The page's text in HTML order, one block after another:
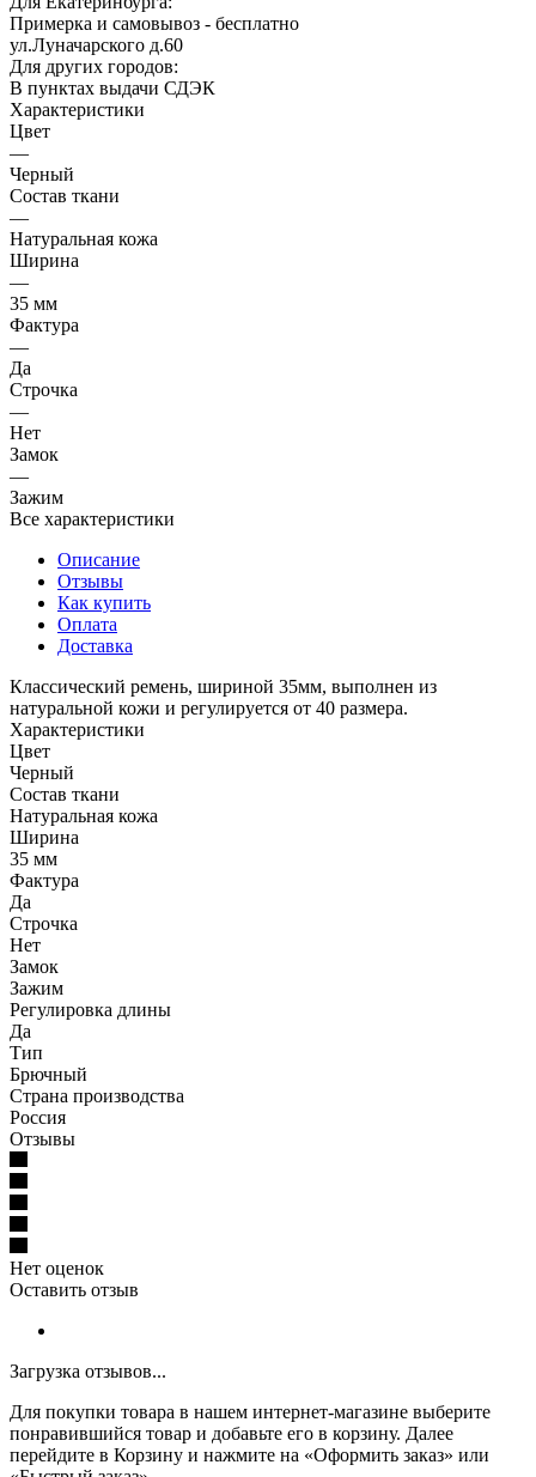
Примерка и самовывоз - бесплатно
ул.Луначарского д.60
Для других городов:
В пунктах выдачи СДЭК
Характеристики
Цвет
—
Черный
Состав ткани
—
Натуральная кожа
Ширина
—
35 мм
Фактура
—
Да
Строчка
—
Нет
Замок
—
Зажим
Все характеристики
Описание
Отзывы
Как купить
Оплата
Доставка
Классический ремень, шириной 35мм, выполнен из
натуральной кожи и регулируется от 40 размера.
Характеристики
Цвет
Черный
Состав ткани
Натуральная кожа
Ширина
35 мм
Фактура
Да
Строчка
Нет
Замок
Зажим
Регулировка длины
Да
Тип
Брючный
Страна производства
Россия
Отзывы
Нет оценок
Оставить отзыв
Загрузка отзывов...
Для покупки товара в нашем интернет-магазине выберите
понравившийся товар и добавьте его в корзину. Далее
перейдите в Корзину и нажмите на «Оформить заказ» или